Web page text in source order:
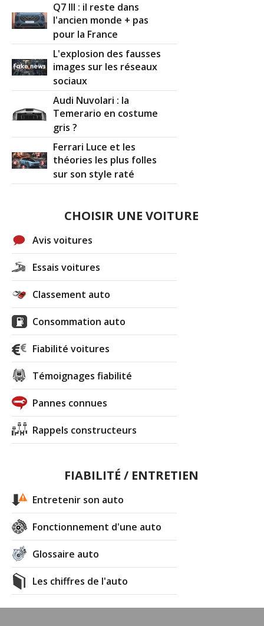
Q7 III : il reste dans
l'ancien monde + pas
pour la France
L'explosion des fausses
images sur les réseaux
sociaux
Audi Nuvolari : la
Temerario en costume
gris ?
Ferrari Luce et les
théories les plus folles
sur son style raté
CHOISIR UNE VOITURE
Avis voitures
Essais voitures
Classement auto
Consommation auto
Fiabilité voitures
Témoignages fiabilité
Pannes connues
Rappels constructeurs
FIABILITÉ / ENTRETIEN
Entretenir son auto
Fonctionnement d'une auto
Glossaire auto
Les chiffres de l'auto